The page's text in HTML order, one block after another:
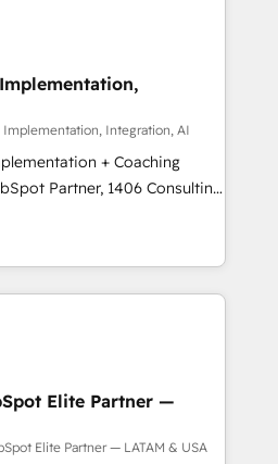
Marketing -
CMS Website
to
by providing transparent,
HubSpot
strategic guidance you
Implementation, Integration, AI
+ Coaching
teams transform how
We don't just build your
team to own it, then stay
⚙️ CRM
& Marketing Alignment +
🤖 Breeze AI & Custom
Integrations & Data
we build. We fix what others
Elite Partner —
Elite Partner — LATAM & USA